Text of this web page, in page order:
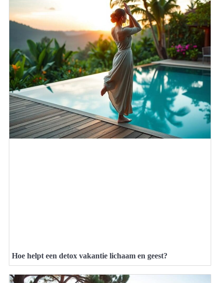
Hoe helpt een detox vakantie lichaam en geest?